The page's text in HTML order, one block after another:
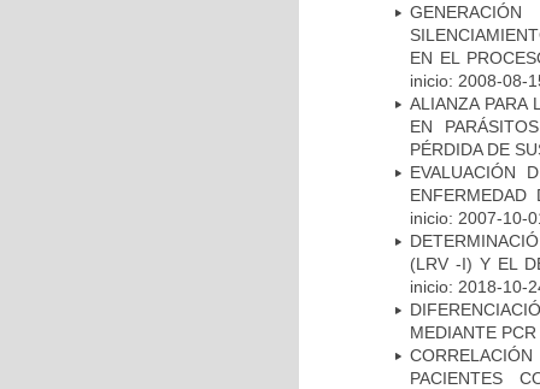
EN EL
inicio: 2008-08-
ALIANZA PARA
EN
PÉRDIDA DE
EVALUACIÓN
ENFERMEDAD
inicio: 2007-10-
(LRV -I) Y EL
inicio: 2018-10-
MEDIANTE PCR
PACIENTES